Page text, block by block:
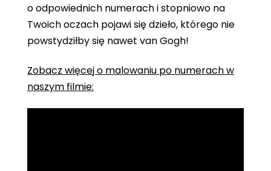
o odpowiednich numerach i stopniowo na
Twoich oczach pojawi się dzieło, którego nie
powstydziłby się nawet van Gogh!
Zobacz więcej o malowaniu po numerach w
naszym filmie: